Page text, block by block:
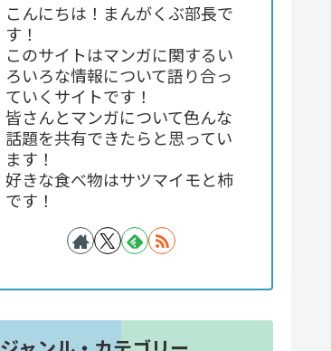
こんにちは！まんがくぶ部長で
す！
このサイトはマンガに関するい
ろいろな情報について語り合っ
ていくサイトです！
皆さんとマンガについて色んな
話題を共有できたらと思ってい
ます！
好きな食べ物はサツマイモと柿
です！